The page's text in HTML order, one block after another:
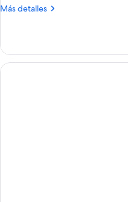
Más detalles
Más